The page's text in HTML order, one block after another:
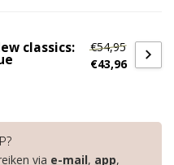
classics:
€54,95
€43,96
via e-mail, app,